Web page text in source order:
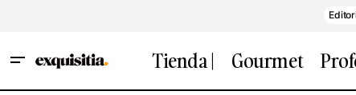
Tienda | Gourmet